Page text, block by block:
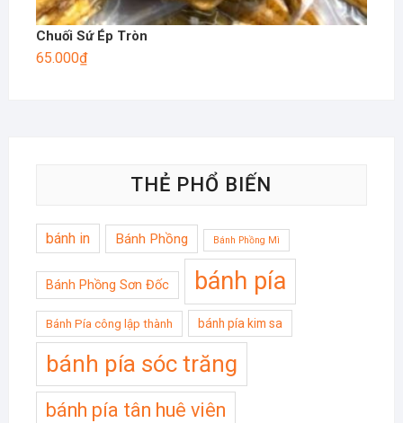
Chuối Sứ Ép Tròn
65.000₫
THẺ PHỔ BIẾN
bánh in Bánh Phồng Bánh Phồng Mì
Bánh Phồng Sơn Đốc bánh pía
Bánh Pía công lập thành bánh pía kim sa
bánh pía sóc trăng
bánh pía tân huê viên